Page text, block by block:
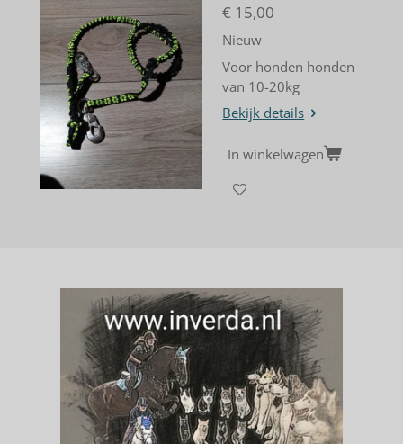
€ 15,00
Nieuw
Voor honden honden
van 10-20kg
Bekijk details
In winkelwagen